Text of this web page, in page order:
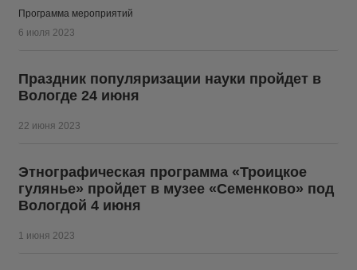
Программа мероприятий
6 июля 2023
Праздник популяризации науки пройдет в
Вологде 24 июня
22 июня 2023
Этнографическая программа «Троицкое
гулянье» пройдет в музее «Семенково» под
Вологдой 4 июня
1 июня 2023